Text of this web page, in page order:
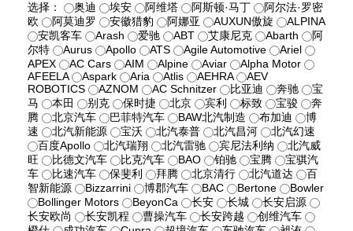
选择： 奥迪 埃安 阿维塔 阿斯顿·马丁
阿尔法·罗密
欧
阿莫迪罗 安徽猎豹 阿娜亚 AUXUN傲旋
ALPINA
安凯客车
Arash 爱驰 ABT 艾康尼克 Abarth
阿
尔特
Aurus Apollo ATS Agile Automotive
Ariel
APEX
AC Cars AIM Alpine Aviar
Alpha Motor
AFEELA
Aspark Aria Atlis AEHRA
AEV
ROBOTICS
AZNOM AC Schnitzer 比亚迪 奔驰
宝
马
本田 别克 保时捷 北京 宾利 标致 宝骏
奔
腾
北京汽车 巴菲特汽车 BAW北汽制造 布加迪
博
速
北汽新能源 宝沃 北汽泰普 北汽昌河
北汽幻速
百度Apollo
北汽瑞翔 北汽雷驰 宾尼法利纳
北汽威
旺
比德文汽车 比克汽车 BAO 铂驰 宝腾
宝骐汽
车
比速汽车 保斐利 拜腾 北京清行 北汽道达
百
智新能源
Bizzarrini 博郡汽车 BAC Bertone
Bowler
Bollinger Motors
BeyonCa 长安 长城
长安启源
长安欧尚
长安凯程 曹操汽车 长安跨越
创维汽车